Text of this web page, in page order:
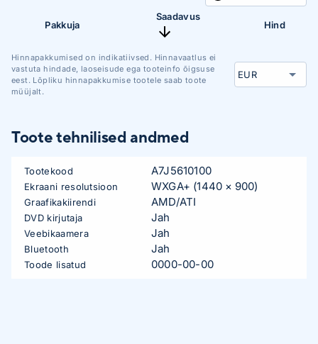
Pakkuja
Saadavus
Hind
Hinnapakkumised on indikatiivsed. Hinnavaatlus ei
vastuta hindade, laoseisude ega tooteinfo õigsuse
eest. Lõpliku hinnapakkumise tootele saab toote
müüjalt.
Toote tehnilised andmed
Tootekood A7J5610100
Ekraani resolutsioon WXGA+ (1440 × 900)
Graafikakiirendi AMD/ATI
DVD kirjutaja Jah
Veebikaamera Jah
Bluetooth Jah
Toode lisatud 0000-00-00